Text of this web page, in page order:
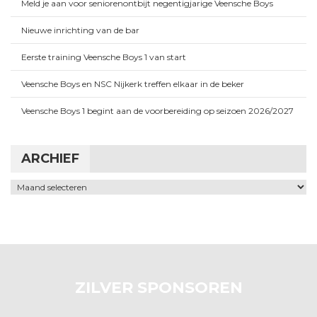
Meld je aan voor seniorenontbijt negentigjarige Veensche Boys
Nieuwe inrichting van de bar
Eerste training Veensche Boys 1 van start
Veensche Boys en NSC Nijkerk treffen elkaar in de beker
Veensche Boys 1 begint aan de voorbereiding op seizoen 2026/2027
ARCHIEF
Archief
ZILVER SPONSOREN